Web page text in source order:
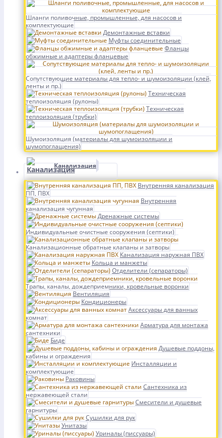
Шланги поливочные, промышленные, для насосов и
комплектующие
Демонтажные вставки
Муфты соединительные
Фланцы
обжимные и адаптеры фланцевые
Сопутствующие материалы для тепло- и шумоизоляции (клей,
ленты и пр.)
Техническая
теплоизоляция (рулоны)
Техническая
теплоизоляция (трубки)
Шумоизоляция (материалы для шумоизоляции и
шумопоглащения)
Канализация
Внутренняя канализация
ПП, ПВХ
Внутренняя
канализация чугунная
Дренажные системы
Индивидуальные очистные сооружения (септики)
Канализационные обратные клапаны и затворы
Канализация наружная ПВХ
Кольца и манжеты
Отделители (сепараторы)
Трапы, каналы, дождеприемники, кровельные воронки
Вентиляция
Кондиционеры
Аксессуары для ванных
комнат
Арматура для монтажа
сантехники
Биде
Душевые поддоны,
кабины и ограждения
Инсталляции и
комплектующие
Раковины
Сантехника из
нержавеющей стали
Смесители и душевые
гарнитуры
Сушилки для рук
Унитазы
Уриналы (писсуары)